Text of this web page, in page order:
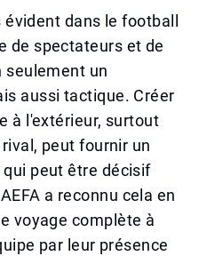
dans le football
de spectateurs et de
seulement un
aussi tactique. Créer
à l'extérieur, surtout
peut fournir un
peut être décisif
a reconnu cela en
voyage complète à
par leur présence